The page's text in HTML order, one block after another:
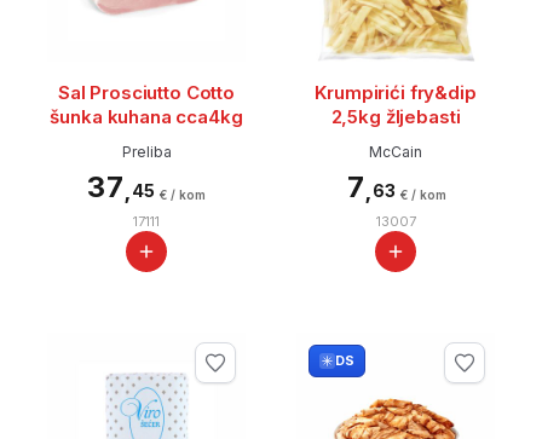
Sal Prosciutto Cotto
šunka kuhana cca4kg
Preliba
37 45 € / kom
17111
Krumpirići fry&dip
2,5kg žljebasti
McCain
7 63 € / kom
13007
DS